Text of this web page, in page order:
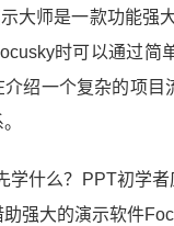
大师是一款功能强
时可以通过简
介绍一个复杂的项
学什么？PPT初学
强大的演示软件